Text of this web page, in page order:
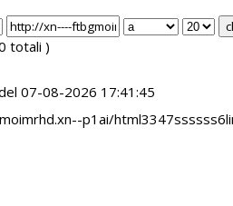
totali )
07-08-2026 17:41:45
p1ai/